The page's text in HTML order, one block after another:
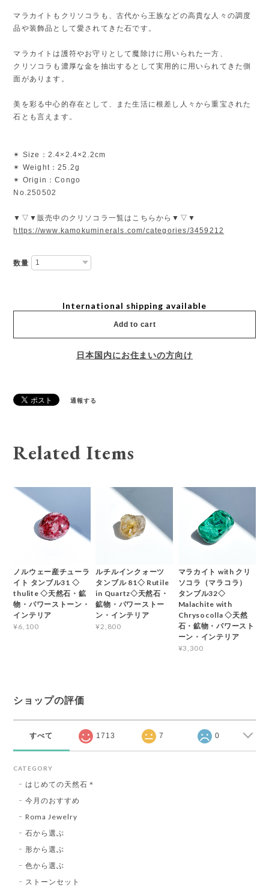
マラカイトもクリソコラも、古代から王族などの高貴な人々の調度
品や装飾品として愛されてきた石です。
マラカイトは護符やお守りとして魔除けに用いられた一方、
クリソコラも濃厚な金を抽出するとして実用的に用いられてきた側
面があります。
美を彩る中心的存在として、また生活に根差し人々から重宝された
石とも言えます。
✴︎ Size：2.4×2.4×2.2cm
✴︎ Weight：25.2g
✴︎ Origin：Congo
No.250502
▼▽▼販売中のクリソコラ一覧はこちらから▼▽▼
https://www.kamokuminerals.com/categories/3459212
数量
International shipping available
Add to cart
日本国内にお住まいの方向け
通報する
Related Items
ノルウェー産チューラ
イト タンブル31 ◇
thulite ◇天然石・鉱
物・パワーストーン・
インテリア
¥6,100
ルチルインクォーツ
タンブル 81◇ Rutile
in Quartz◇天然石・
鉱物・パワーストー
ン・インテリア
¥2,800
マラカイト with クリ
ソコラ（マラコラ）
タンブル32◇
Malachite with
Chrysocolla ◇天然
石・鉱物・パワースト
ーン・インテリア
¥3,300
ショップの評価
すべて 1713 7 0
CATEGORY
はじめての天然石＊
今月のおすすめ
Roma Jewelry
石から選ぶ
形から選ぶ
色から選ぶ
ストーンセット